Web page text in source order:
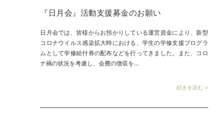
『日月会』活動支援募金のお願い
日月会では、皆様からお預かりしている運営資金により、新型
コロナウイルス感染拡大時における、学生の学修支援プログラ
ムとして学修給付券の配布などを行ってきました。また、コロ
ナ禍の状況を考慮し、会費の徴収を…
続きを読む >